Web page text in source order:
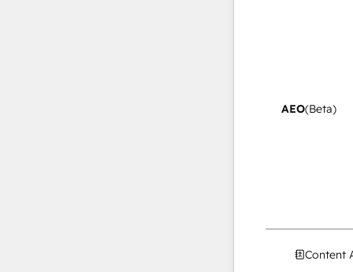
AEO(Beta)
Content